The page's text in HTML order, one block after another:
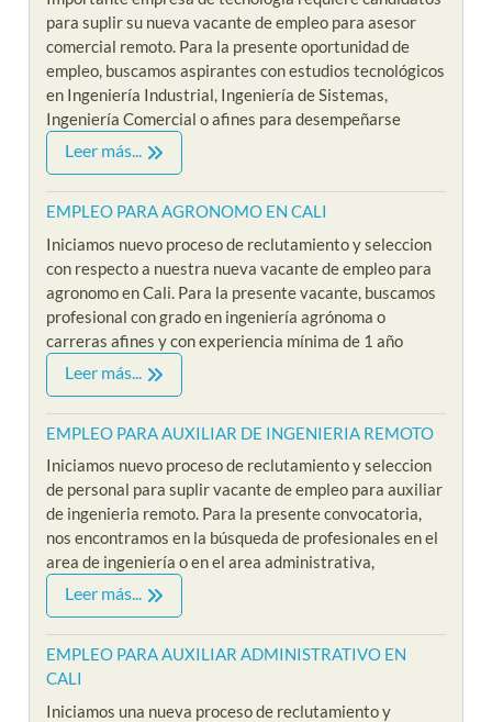
para suplir su nueva vacante de empleo para asesor
comercial remoto. Para la presente oportunidad de
empleo, buscamos aspirantes con estudios tecnológicos
en Ingeniería Industrial, Ingeniería de Sistemas,
Ingeniería Comercial o afines para desempeñarse
Leer más...
EMPLEO PARA AGRONOMO EN CALI
Iniciamos nuevo proceso de reclutamiento y seleccion
con respecto a nuestra nueva vacante de empleo para
agronomo en Cali. Para la presente vacante, buscamos
profesional con grado en ingeniería agrónoma o
carreras afines y con experiencia mínima de 1 año
Leer más...
EMPLEO PARA AUXILIAR DE INGENIERIA REMOTO
Iniciamos nuevo proceso de reclutamiento y seleccion
de personal para suplir vacante de empleo para auxiliar
de ingenieria remoto. Para la presente convocatoria,
nos encontramos en la búsqueda de profesionales en el
area de ingeniería o en el area administrativa,
Leer más...
EMPLEO PARA AUXILIAR ADMINISTRATIVO EN
CALI
Iniciamos una nueva proceso de reclutamiento y